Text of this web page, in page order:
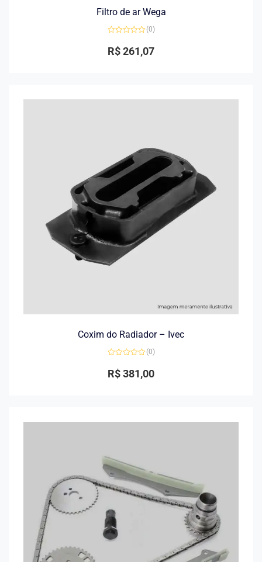
Filtro de ar Wega
0
de
(0)
R$261,07
Coxim do Radiador – Ivec
0
de
(0)
R$381,00